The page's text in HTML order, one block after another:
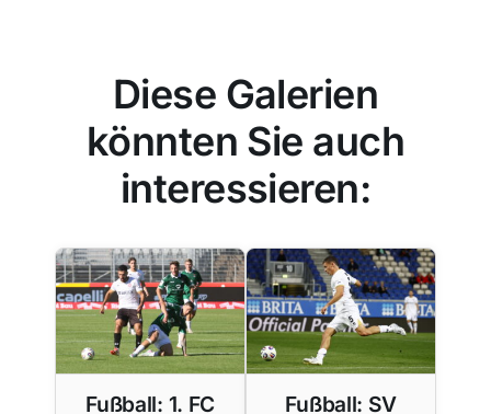
Diese Galerien
könnten Sie auch
interessieren:
Fußball: 1. FC
Fußball: SV